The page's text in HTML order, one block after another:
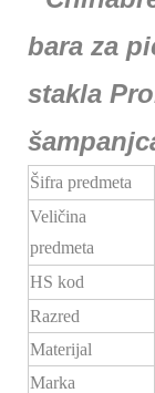
Šifra predmeta
Veličina
predmeta
HS kod
Razred
Materijal
Marka